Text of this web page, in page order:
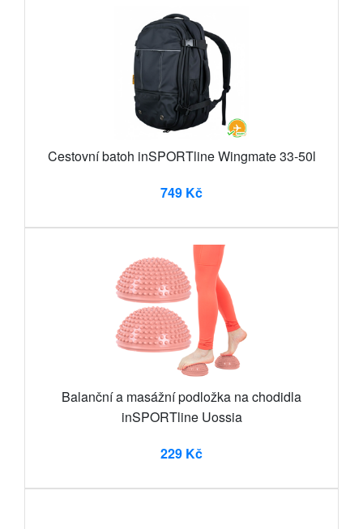
Cestovní batoh inSPORTline Wingmate 33-50l
749 Kč
Balanční a masážní podložka na chodidla
inSPORTline Uossia
229 Kč